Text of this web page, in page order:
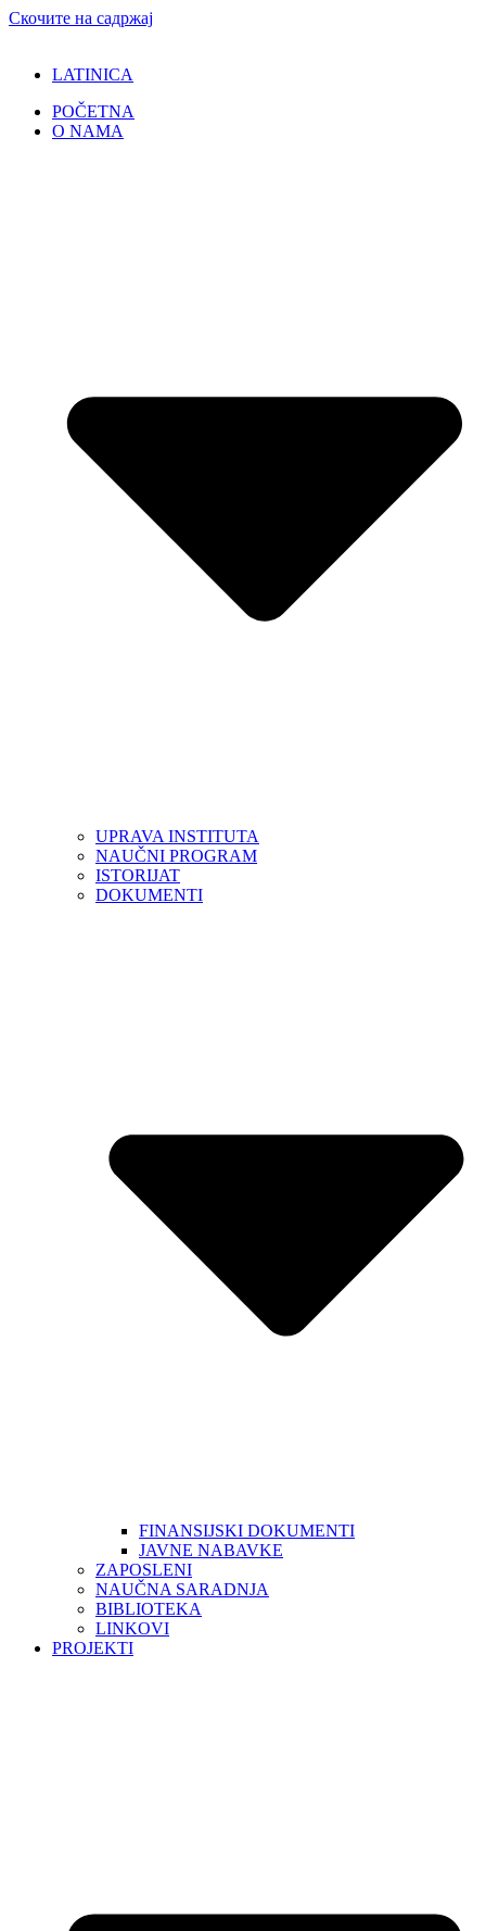
Скочите на садржај
LATINICA
POČETNA
O NAMA
UPRAVA INSTITUTA
NAUČNI PROGRAM
ISTORIJAT
DOKUMENTI
FINANSIJSKI DOKUMENTI
JAVNE NABAVKE
ZAPOSLENI
NAUČNA SARADNJA
BIBLIOTEKA
LINKOVI
PROJEKTI